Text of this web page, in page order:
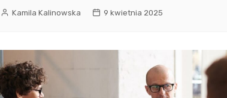
Kamila Kalinowska 9 kwietnia 2025